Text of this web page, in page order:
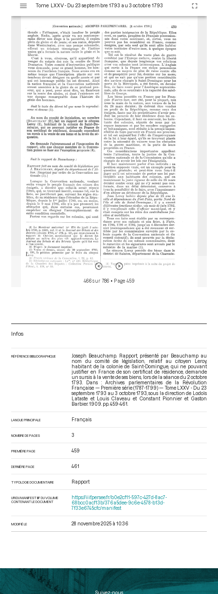
s
Tome LXXV - Du 23 septembre 1793 au 3 octobre 1793
466 sur 786 • Page 459
Infos
RÉFÉRENCE BIBLIOGRAPHIQUE
Joseph Beauchamp. Rapport, présenté par Beauchamp au
nom du comité de législation, relatif au citoyen Leroy,
habitant de la colonie de Saint-Domingue, qui ne pouvant
justifier en France de son certificat de résidence, demande
un sursis à la vente de ses biens, lors de la séance du 2 octobre
1793. Dans : Archives parlementaires de la Révolution
Française — Première série (1787-1799) — Tome LXXV - Du 23
septembre 1793 au 3 octobre 1793 , sous la direction de Lodoïs
Lataste et Louis Claveau et Constant Pionnier et Gaston
Barbier. 1909. pp. 459-461.
LANGUE PRINCIPALE Français
NOMBRE DE PAGES 3
PREMIÈRE PAGE 459
DERNIÈRE PAGE 461
TYPOLOGIE DOCUMENTAIRE Rapport
URI DU MANIFEST IIIF DU VOLUME
CONTENANT LE DOCUMENT
https://iiif.persee.fr/b0e2cf11-597c-427d-8ac7-
68bcc0acf13b/376a5dee-9c6e-4578-b13d-
7f33e6745cfc/manifest
MODIFIÉ LE 28 novembre 2025 à 10:36
Suivez-nous